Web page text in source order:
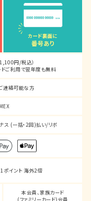
カード裏面に
番号あり
円/税込）
ご利用で翌年度も無料
連絡可能な方
(一括・2回)払い/リボ
イント 海外2倍
本会員、家族カード
(ファミリーカード)会員